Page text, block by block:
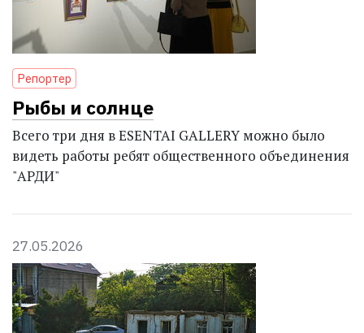
Репортер
Рыбы и солнце
Всего три дня в ESENTAI GALLERY можно было
видеть работы ребят общественного объединения
"АРДИ"
27.05.2026